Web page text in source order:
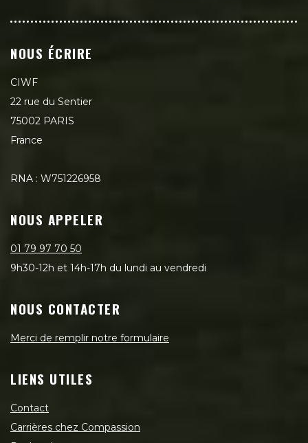
NOUS ÉCRIRE
CIWF
22 rue du Sentier
75002 PARIS
France
RNA : W751226958
NOUS APPELER
01 79 97 70 50
9h30-12h et 14h-17h du lundi au vendredi
NOUS CONTACTER
Merci de remplir notre formulaire
LIENS UTILES
Contact
Carrières chez Compassion